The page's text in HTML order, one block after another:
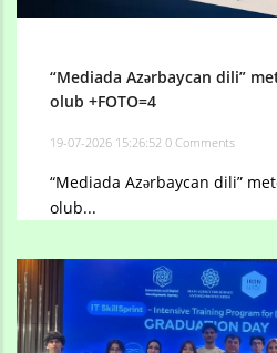
“Mediada Azərbaycan dili”
olub +FOTO=4
19-07-2026 15:26:52 0 Comments
“Mediada Azərbaycan dili”
olub...